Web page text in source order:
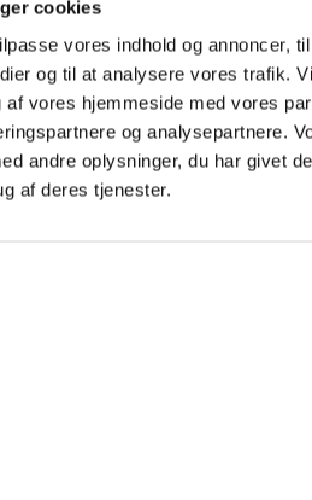
cookies
vores indhold og annoncer,
og til at analysere vores trafik.
vores hjemmeside med vores
og analysepartnere.
andre oplysninger, du har givet
af deres tjenester.